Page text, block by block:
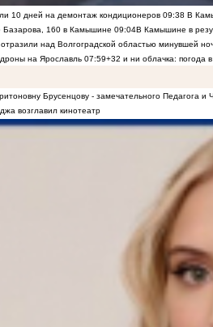
10 дней на демонтаж кондиционеров 09:38 В
Базарова, 160 в Камышине 09:04В Камышине в
над Волгоградской областью минувшей
дроны на Ярославль 07:59+32 и ни облачка: погода
Брусенцову - замечательного Педагога и
возглавил кинотеатр